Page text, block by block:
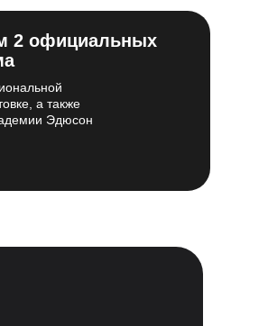
2 официальных
а также
Эдюсон